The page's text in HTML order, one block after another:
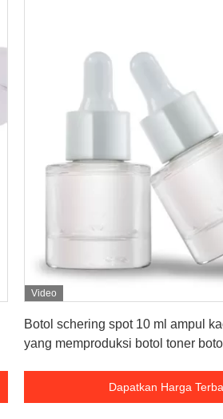
Video
Botol schering spot 10 ml ampul
yang memproduksi botol toner
Dapatkan Harga